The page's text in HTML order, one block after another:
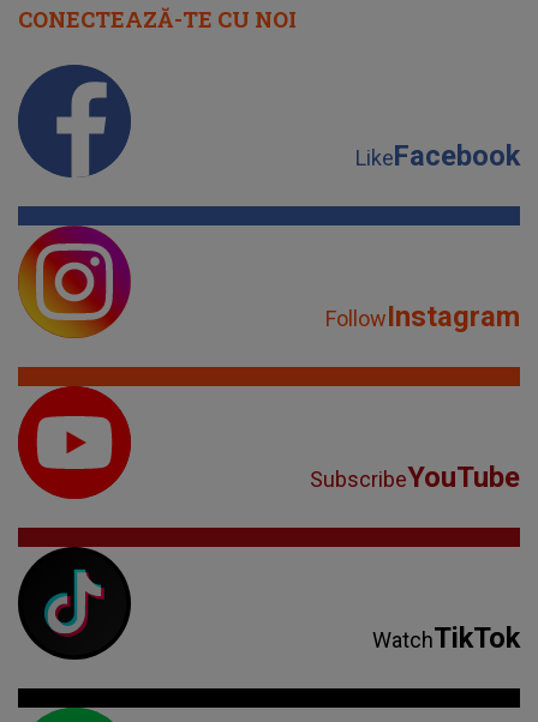
CONECTEAZĂ-TE CU NOI
LikeFacebook
FollowInstagram
SubscribeYouTube
WatchTikTok